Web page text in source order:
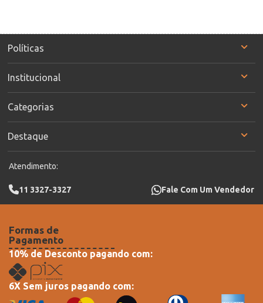
Políticas
Institucional
Categorias
Destaque
Atendimento:
11 3327-3327 Fale Com Um Vendedor
Formas de
Pagamento
10% de Desconto pagando com:
6X Sem juros pagando com: